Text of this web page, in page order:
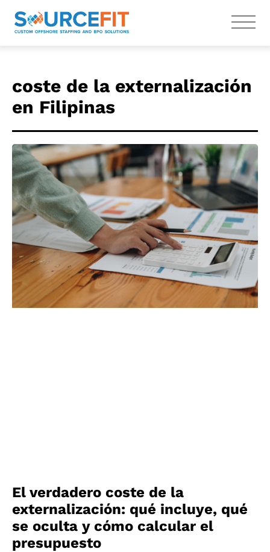
coste de la externalización
en Filipinas
El verdadero coste de la
externalización: qué incluye, qué
se oculta y cómo calcular el
presupuesto